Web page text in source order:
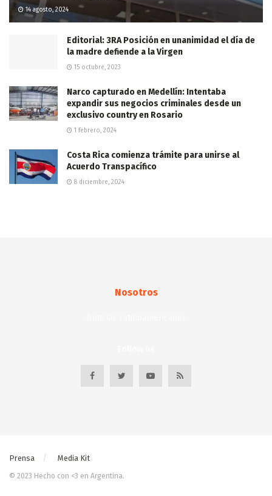
14 agosto, 2024
Editorial: 3RA Posición en unanimidad el día de
la madre defiende a la Virgen
15 octubre, 2023
Narco capturado en Medellín: Intentaba
expandir sus negocios criminales desde un
exclusivo country en Rosario
1 febrero, 2024
Costa Rica comienza trámite para unirse al
Acuerdo Transpacífico
8 diciembre, 2024
Nosotros
Prensa Media Kit
© 2023 Hecho con <3 en Argentina.